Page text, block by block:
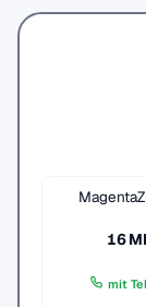
16
mit